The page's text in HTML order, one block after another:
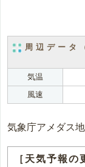
周辺データ
気温
風速
気象庁アメダス
［天気予報の